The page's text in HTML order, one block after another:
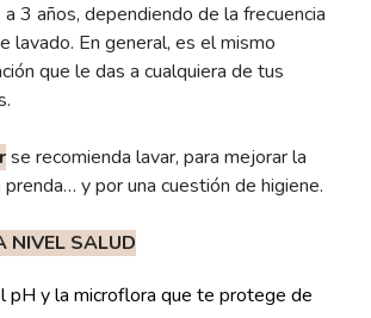
a 3 años, dependiendo de la frecuencia
lavado. En general, es el mismo
que le das a cualquiera de tus
se recomienda lavar, para mejorar la
y por una cuestión de higiene.
NIVEL SALUD
pH y la microflora que te protege de